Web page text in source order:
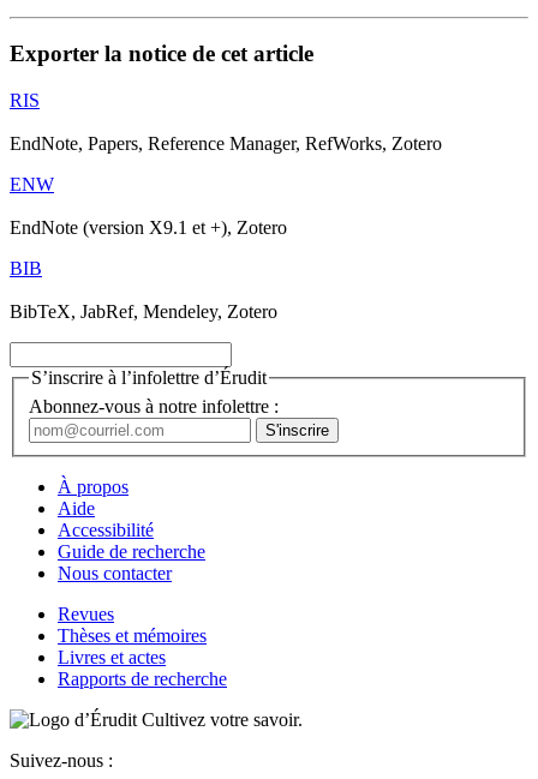
Exporter la notice de cet article
RIS
EndNote, Papers, Reference Manager, RefWorks, Zotero
ENW
EndNote (version X9.1 et +), Zotero
BIB
BibTeX, JabRef, Mendeley, Zotero
S’inscrire à l’infolettre d’Érudit
Abonnez-vous à notre infolettre :
À propos
Aide
Accessibilité
Guide de recherche
Nous contacter
Revues
Thèses et mémoires
Livres et actes
Rapports de recherche
Cultivez votre savoir.
Suivez-nous :